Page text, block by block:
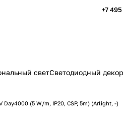
+7
светСветодиодный декор
Day4000 (5 W/m, IP20, CSP, 5m) (Arlight, -)